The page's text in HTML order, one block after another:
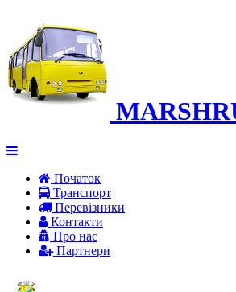
Початок
Транспорт
Перевiзники
Контакти
Про нас
Партнери